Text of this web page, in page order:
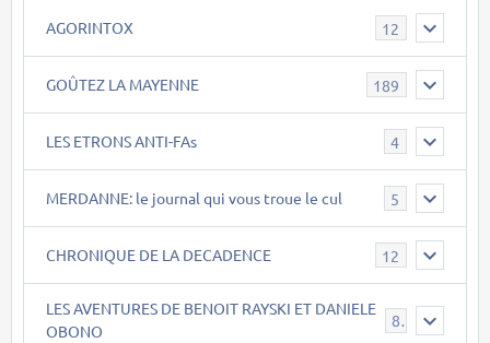
AGORINTOX 12
GOÛTEZ LA MAYENNE 189
LES ETRONS ANTI-FAs 4
MERDANNE: le journal qui vous troue le cul 5
CHRONIQUE DE LA DECADENCE 12
LES AVENTURES DE BENOIT RAYSKI ET DANIELE
OBONO
8